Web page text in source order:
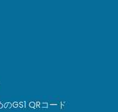
GS1 QRコード